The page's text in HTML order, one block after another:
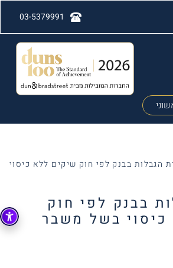
03-5379991
הגבלות בבנק לפי חוק שיקים ללא כיסוי
בבנק לפי חוק
כיסוי בשל משבר